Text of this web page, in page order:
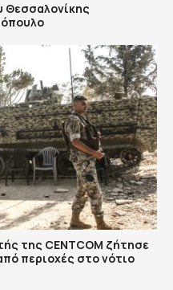
Θεσσαλονίκης
της CENTCOM ζήτησε
περιοχές στο νότιο